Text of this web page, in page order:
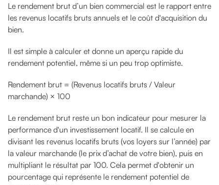
Le rendement brut d’un bien commercial est le rapport entre
les revenus locatifs bruts annuels et le coût d'acquisition du
bien.
Il est simple à calculer et donne un aperçu rapide du
rendement potentiel, même si un peu trop optimiste.
Rendement brut = (Revenus locatifs bruts / Valeur
marchande) × 100
Le rendement brut reste un bon indicateur pour mesurer la
performance d'un investissement locatif. Il se calcule en
divisant les revenus locatifs bruts (vos loyers sur l’année) par
la valeur marchande (le prix d’achat de votre bien), puis en
multipliant le résultat par 100. Cela permet d'obtenir un
pourcentage qui représente le rendement potentiel de